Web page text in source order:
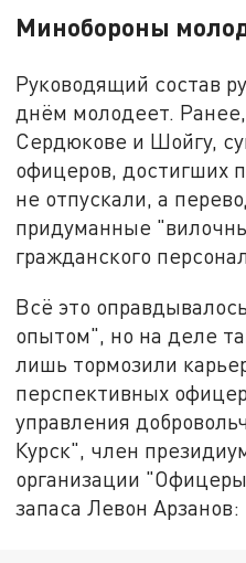
Минобороны
Руководящий состав
днём молодеет.
Сердюкове и Шойгу,
офицеров, достигших
не отпускали, а
придуманные
гражданского
Всё это
опытом", но на деле
лишь тормозили
перспективных
управления
Курск", член
организации
запаса Левон Арзанов: